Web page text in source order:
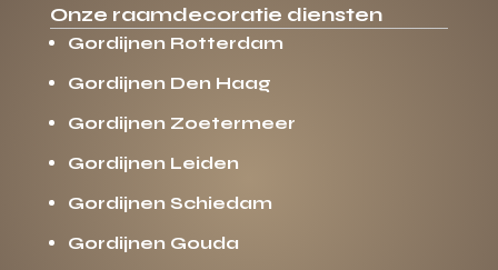
Onze raamdecoratie diensten
Gordijnen Rotterdam
Gordijnen Den Haag
Gordijnen Zoetermeer
Gordijnen Leiden
Gordijnen Schiedam
Gordijnen Gouda